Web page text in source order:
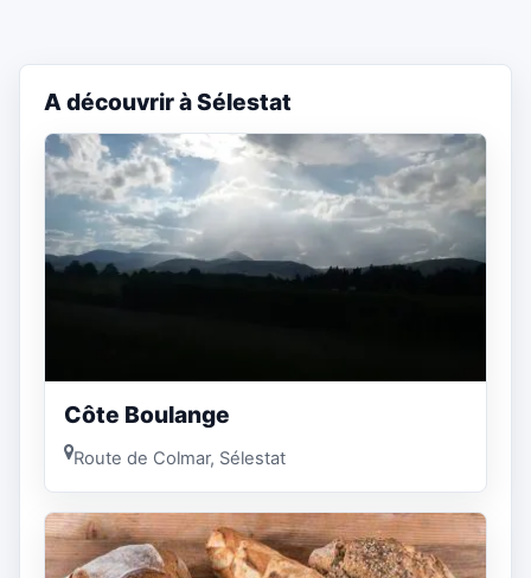
A découvrir à Sélestat
Côte Boulange
Route de Colmar, Sélestat